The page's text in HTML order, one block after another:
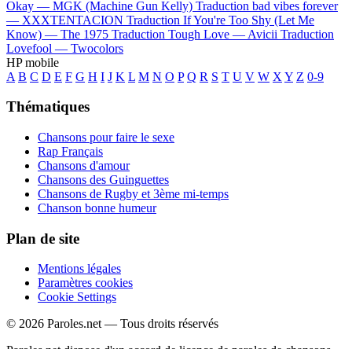
Okay — MGK (Machine Gun Kelly) Traduction bad vibes forever
— XXXTENTACION Traduction If You're Too Shy (Let Me
Know) — The 1975 Traduction Tough Love — Avicii Traduction
Lovefool — Twocolors
HP mobile
A B C D E F G H I J K L M N O P Q R S T U V W X Y Z 0-9
Thématiques
Chansons pour faire le sexe
Rap Français
Chansons d'amour
Chansons des Guinguettes
Chansons de Rugby et 3ème mi-temps
Chanson bonne humeur
Plan de site
Mentions légales
Paramètres cookies
Cookie Settings
© 2026 Paroles.net — Tous droits réservés